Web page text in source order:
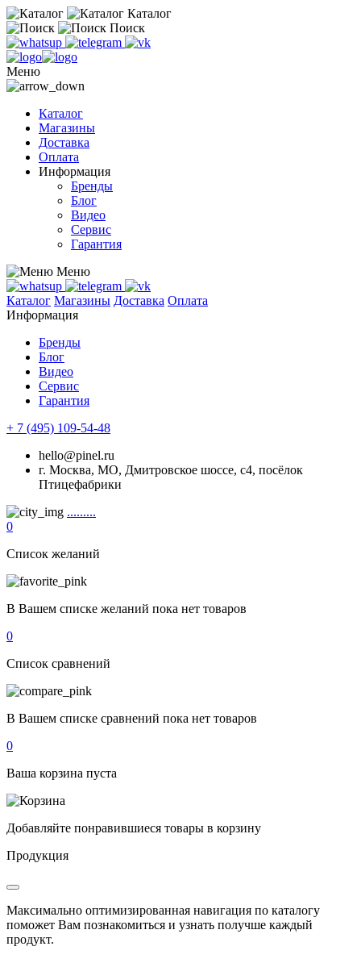
Каталог
Поиск
Меню
Каталог
Магазины
Доставка
Оплата
Информация
Бренды
Блог
Видео
Сервис
Гарантия
Меню
Каталог Магазины Доставка Оплата
Информация
Бренды
Блог
Видео
Сервис
Гарантия
+ 7 (495) 109-54-48
hello@pinel.ru
г. Москва, МО, Дмитровское шоссе, с4, посёлок
Птицефабрики
.........
0
Список желаний
В Вашем списке желаний пока нет товаров
0
Список сравнений
В Вашем списке сравнений пока нет товаров
0
Ваша корзина пуста
Добавляйте понравившиеся товары в корзину
Продукция
Максимально оптимизированная навигация по каталогу
поможет Вам познакомиться и узнать получше каждый
продукт.